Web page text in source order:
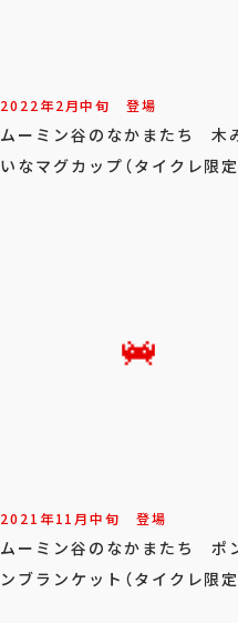
2022年2月中旬 登場
ムーミン谷のなかまたち 木
いなマグカップ（タイクレ限定
2021年11月中旬 登場
ムーミン谷のなかまたち ポ
ンブランケット（タイクレ限定